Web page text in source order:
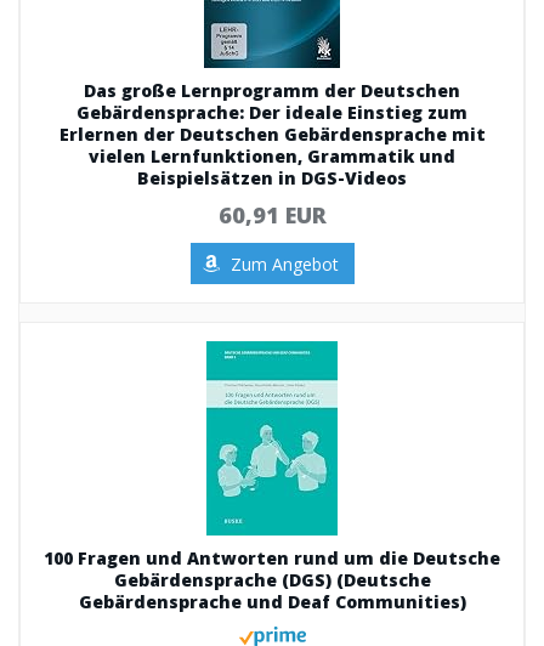
Das große Lernprogramm der Deutschen
Gebärdensprache: Der ideale Einstieg zum
Erlernen der Deutschen Gebärdensprache mit
vielen Lernfunktionen, Grammatik und
Beispielsätzen in DGS-Videos
60,91 EUR
Zum Angebot
100 Fragen und Antworten rund um die Deutsche
Gebärdensprache (DGS) (Deutsche
Gebärdensprache und Deaf Communities)